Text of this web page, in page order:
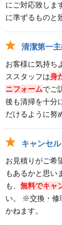
にご対応致しま
に準ずるものと
清潔第一
お客様に気持ち
ススタッフは身
ニフォームでご
後も清掃を十分
だけるように努
キャンセル
お見積りがご希
もあるかと思い
も、無料でキャ
い。 ※交換・修
かねます。